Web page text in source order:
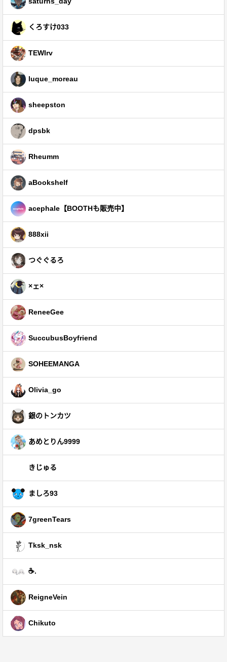
くろすけ033
TEWIrv
luque_moreau
sheepston
dpsbk
Rheumm
aBookshelf
acephale【BOOTHも販売中】
888xii
つぐぐるろ
×ェ×
ReneeGee
SuccubusBoyfriend
SOHEEMANGA
Olivia_go
銀のトンカツ
あめとりん9999
きじゅる
ましろ93
7greenTears
Tksk_nsk
☕.
ReigneVein
Chikuto